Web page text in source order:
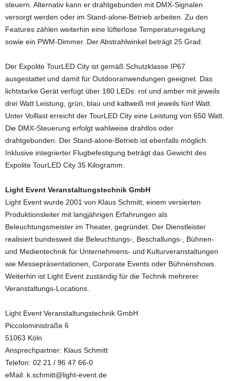
steuern. Alternativ kann er drahtgebunden mit DMX-Signalen
versorgt werden oder im Stand-alone-Betrieb arbeiten. Zu den
Features zählen weiterhin eine lüfterlose Temperaturregelung
sowie ein PWM-Dimmer. Der Abstrahlwinkel beträgt 25 Grad.
Der Expolite TourLED City ist gemäß Schutzklasse IP67
ausgestattet und damit für Outdooranwendungen geeignet. Das
lichtstarke Gerät verfügt über 180 LEDs: rot und amber mit jeweils
drei Watt Leistung, grün, blau und kaltweiß mit jeweils fünf Watt.
Unter Volllast erreicht der TourLED City eine Leistung von 650 Watt.
Die DMX-Steuerung erfolgt wahlweise drahtlos oder
drahtgebunden. Der Stand-alone-Betrieb ist ebenfalls möglich.
Inklusive integrierter Flugbefestigung beträgt das Gewicht des
Expolite TourLED City 35 Kilogramm.
Light Event Veranstaltungstechnik GmbH
Light Event wurde 2001 von Klaus Schmitt, einem versierten
Produktionsleiter mit langjährigen Erfahrungen als
Beleuchtungsmeister im Theater, gegründet. Der Dienstleister
realisiert bundesweit die Beleuchtungs-, Beschallungs-, Bühnen-
und Medientechnik für Unternehmens- und Kulturveranstaltungen
wie Messepräsentationen, Corporate Events oder Bühnenshows.
Weiterhin ist Light Event zuständig für die Technik mehrerer
Veranstaltungs-Locations.
Light Event Veranstaltungstechnik GmbH
Piccoloministraße 6
51063 Köln
Ansprechpartner: Klaus Schmitt
Telefon: 02 21 / 96 47 66-0
eMail: k.schmitt@light-event.de